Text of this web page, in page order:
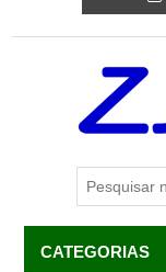
CATEGORIAS